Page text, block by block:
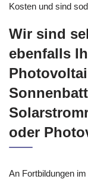
Kosten und sind
Wir sind
ebenfalls
oder
An Fortbildungen